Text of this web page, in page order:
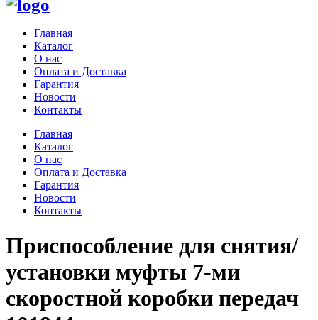
Главная
Каталог
О нас
Оплата и Доставка
Гарантия
Новости
Контакты
Главная
Каталог
О нас
Оплата и Доставка
Гарантия
Новости
Контакты
Приспособление для снятия/
установки муфты 7-ми
скоростной коробки передач